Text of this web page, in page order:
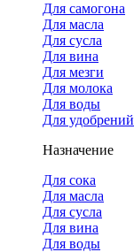
Для самогона
Для масла
Для сусла
Для вина
Для мезги
Для молока
Для воды
Для удобрений
Назначение
Для сока
Для масла
Для сусла
Для вина
Для воды